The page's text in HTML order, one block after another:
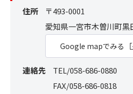
住所
〒493-0001
愛知県一宮市木曽川町
Google mapでみる
連絡先
TEL/058-686-0880
FAX/058-686-0818